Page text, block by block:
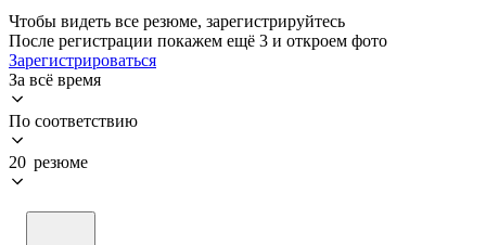
Чтобы видеть все резюме, зарегистрируйтесь
После регистрации покажем ещё 3 и откроем фото
Зарегистрироваться
За всё время
По соответствию
20 резюме